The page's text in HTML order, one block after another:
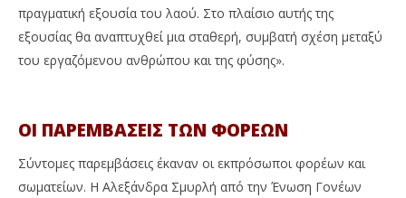
πραγματική εξουσία του λαού. Στο πλαίσιο αυτής της
εξουσίας θα αναπτυχθεί μια σταθερή, συμβατή σχέση μεταξύ
του εργαζόμενου ανθρώπου και της φύσης».
ΟΙ ΠΑΡΕΜΒΑΣΕΙΣ ΤΩΝ ΦΟΡΕΩΝ
Σύντομες παρεμβάσεις έκαναν οι εκπρόσωποι φορέων και
σωματείων. Η Αλεξάνδρα Σμυρλή από την Ένωση Γονέων